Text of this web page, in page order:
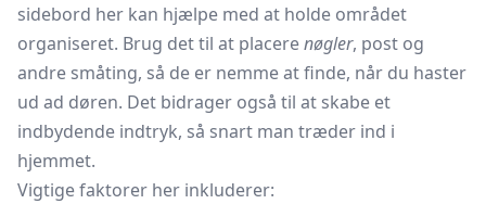
sidebord her kan hjælpe med at holde området
organiseret. Brug det til at placerenøgler, post og
andre småting, så de er nemme at finde, når du haster
ud ad døren. Det bidrager også til at skabe et
indbydende indtryk, så snart man træder ind i
hjemmet.
Vigtige faktorer her inkluderer: